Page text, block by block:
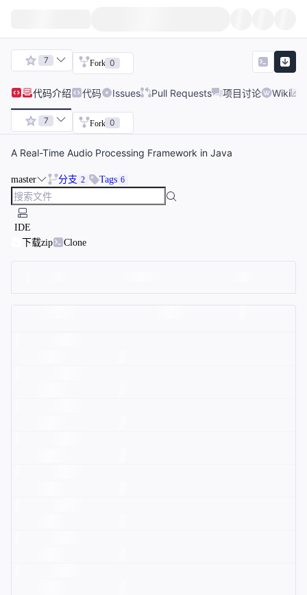
7 Fork 0
代码介绍 代码 Issues Pull Requests 项目讨论 Wiki
7 Fork 0
A Real-Time Audio Processing Framework in Java
master 分支 2 Tags 6
IDE
下载zip
Clone